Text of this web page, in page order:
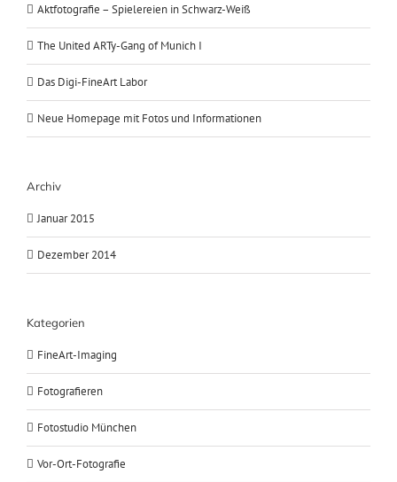
Aktfotografie – Spielereien in Schwarz-Weiß
The United ARTy-Gang of Munich I
Das Digi-FineArt Labor
Neue Homepage mit Fotos und Informationen
Archiv
Januar 2015
Dezember 2014
Kategorien
FineArt-Imaging
Fotografieren
Fotostudio München
Vor-Ort-Fotografie